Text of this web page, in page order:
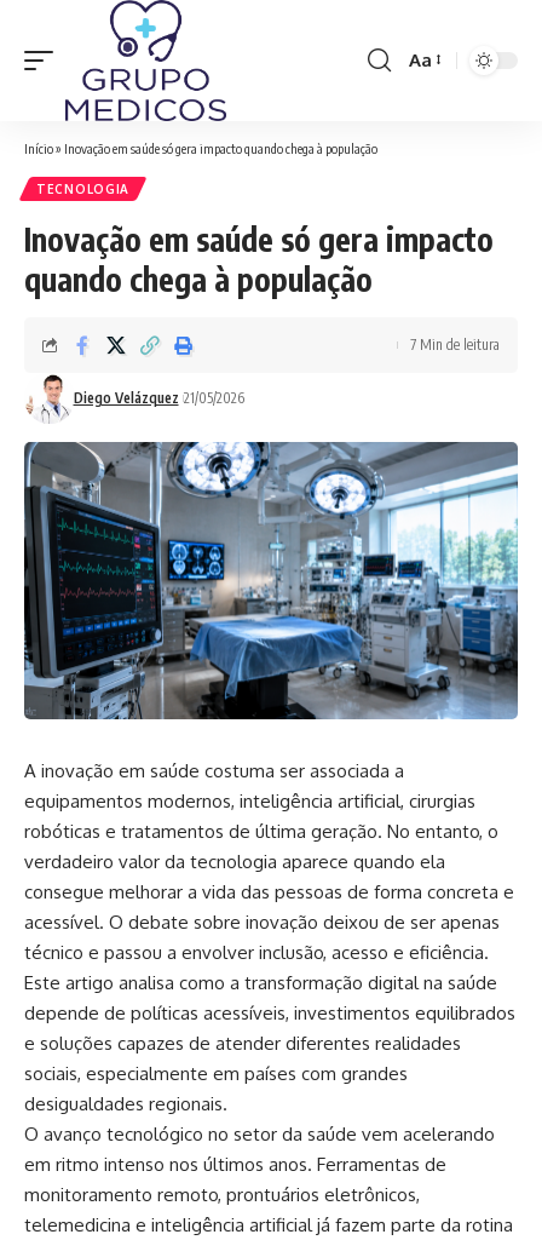
Font
Aa
Início» Inovação em saúde só gera impacto quando chega à população
TECNOLOGIA
Inovação em saúde só gera impacto
quando chega à população
Diego Velázquez 21/05/2026
7 Min de leitura
A inovação em saúde costuma ser associada a
equipamentos modernos, inteligência artificial, cirurgias
robóticas e tratamentos de última geração. No entanto, o
verdadeiro valor da tecnologia aparece quando ela
consegue melhorar a vida das pessoas de forma concreta e
acessível. O debate sobre inovação deixou de ser apenas
técnico e passou a envolver inclusão, acesso e eficiência.
Este artigo analisa como a transformação digital na saúde
depende de políticas acessíveis, investimentos equilibrados
e soluções capazes de atender diferentes realidades
sociais, especialmente em países com grandes
desigualdades regionais.
O avanço tecnológico no setor da saúde vem acelerando
em ritmo intenso nos últimos anos. Ferramentas de
monitoramento remoto, prontuários eletrônicos,
telemedicina e inteligência artificial já fazem parte da rotina